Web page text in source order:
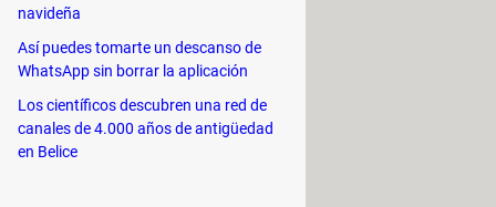
navideña
Así puedes tomarte un descanso de
WhatsApp sin borrar la aplicación
Los científicos descubren una red de
canales de 4.000 años de antigüedad
en Belice